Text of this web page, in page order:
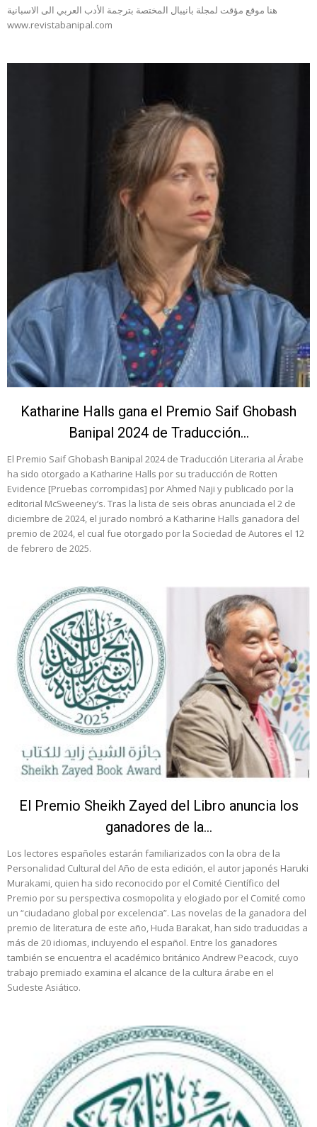
هنا موقع مؤقت لمجلة بانيبال المختصة بترجمة الأدب العربي الى الاسبانية
www.revistabanipal.com
Katharine Halls gana el Premio Saif Ghobash
Banipal 2024 de Traducción...
El Premio Saif Ghobash Banipal 2024 de Traducción Literaria al Árabe
ha sido otorgado a Katharine Halls por su traducción de Rotten
Evidence [Pruebas corrompidas] por Ahmed Naji y publicado por la
editorial McSweeney’s. Tras la lista de seis obras anunciada el 2 de
diciembre de 2024, el jurado nombró a Katharine Halls ganadora del
premio de 2024, el cual fue otorgado por la Sociedad de Autores el 12
de febrero de 2025.
El Premio Sheikh Zayed del Libro anuncia los
ganadores de la...
Los lectores españoles estarán familiarizados con la obra de la
Personalidad Cultural del Año de esta edición, el autor japonés Haruki
Murakami, quien ha sido reconocido por el Comité Científico del
Premio por su perspectiva cosmopolita y elogiado por el Comité como
un “ciudadano global por excelencia”. Las novelas de la ganadora del
premio de literatura de este año, Huda Barakat, han sido traducidas a
más de 20 idiomas, incluyendo el español. Entre los ganadores
también se encuentra el académico británico Andrew Peacock, cuyo
trabajo premiado examina el alcance de la cultura árabe en el
Sudeste Asiático.